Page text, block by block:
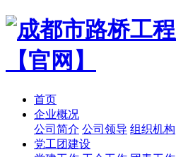
首页
企业概况
公司简介 公司领导 组织机构
党工团建设